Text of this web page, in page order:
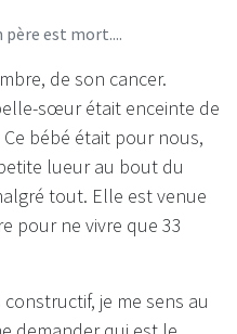
père est mort....
de son cancer.
sœur était enceinte de
bébé était pour nous,
lueur au bout du
tout. Elle est venue
pour ne vivre que 33
je me sens au